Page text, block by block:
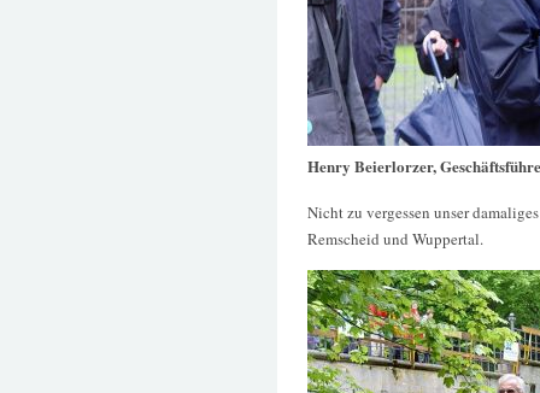
Henry Beierlorzer,
Nicht zu vergessen unser
Remscheid und Wuppertal.